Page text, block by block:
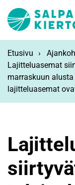
Etusivu
Lajitteluasemat
marraskuun
lajitteluasemat